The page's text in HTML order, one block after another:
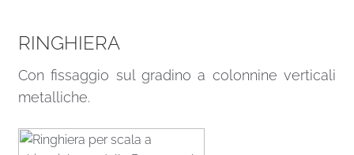
RINGHIERA
Con fissaggio sul gradino a colonnine verticali
metalliche.